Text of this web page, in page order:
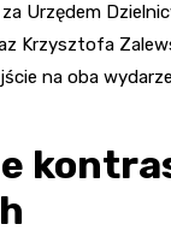
Urzędem
Krzysztofa
na oba